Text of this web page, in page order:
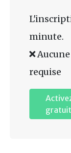
minute.
requise